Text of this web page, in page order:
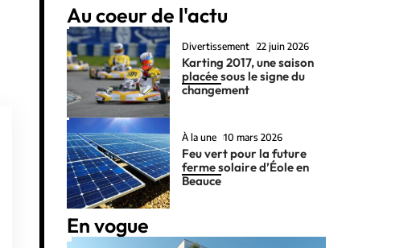
Au coeur de l'actu
Divertissement 22 juin 2026
Karting 2017, une saison
placée sous le signe du
changement
À la une 10 mars 2026
Feu vert pour la future
ferme solaire d’Éole en
Beauce
En vogue